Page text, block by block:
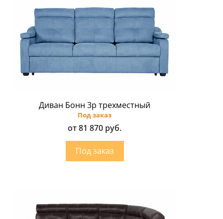
Диван Бонн 3p трехместный
Под заказ
от 81 870 руб.